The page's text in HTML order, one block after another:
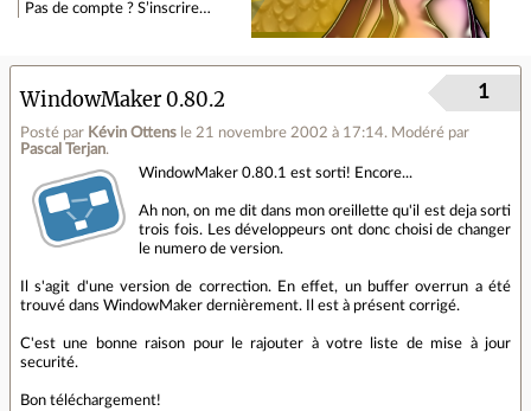
Pas de compte ? S’inscrire…
WindowMaker 0.80.2
Posté par Kévin Ottens le 21 novembre 2002 à 17:14. Modéré par
Pascal Terjan.
1
WindowMaker 0.80.1 est sorti! Encore...
Ah non, on me dit dans mon oreillette qu'il est deja sorti
trois fois. Les développeurs ont donc choisi de changer
le numero de version.
Il s'agit d'une version de correction. En effet, un buffer overrun a été
trouvé dans WindowMaker dernièrement. Il est à présent corrigé.
C'est une bonne raison pour le rajouter à votre liste de mise à jour
securité.
Bon téléchargement!